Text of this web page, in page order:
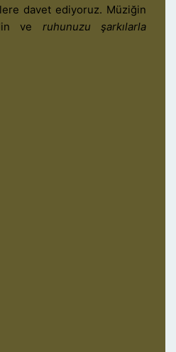
davet ediyoruz. Müziğin
ve ruhunuzu şarkılarla